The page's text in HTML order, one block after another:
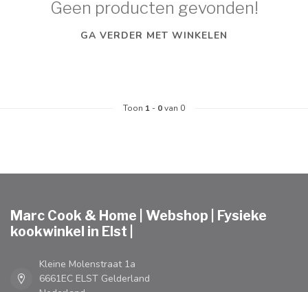
Geen producten gevonden!
GA VERDER MET WINKELEN
Toon 1 - 0van 0
Marc Cook & Home | Webshop | Fysieke
kookwinkel in Elst |
Kleine Molenstraat 1a
6661EC ELST Gelderland